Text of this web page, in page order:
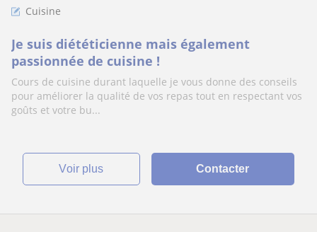
Cuisine
Je suis diététicienne mais également
passionnée de cuisine !
Cours de cuisine durant laquelle je vous donne des conseils
pour améliorer la qualité de vos repas tout en respectant vos
goûts et votre bu...
voir plus Contacter